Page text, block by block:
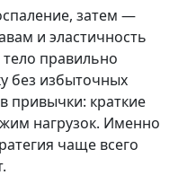
затем —
и эластичность
правильно
без избыточных
привычки: краткие
нагрузок. Именно
чаще всего